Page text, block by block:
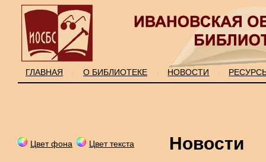
ГЛАВНАЯ О БИБЛИОТЕКЕ НОВОСТИ
Цвет фона Цвет текста Новости